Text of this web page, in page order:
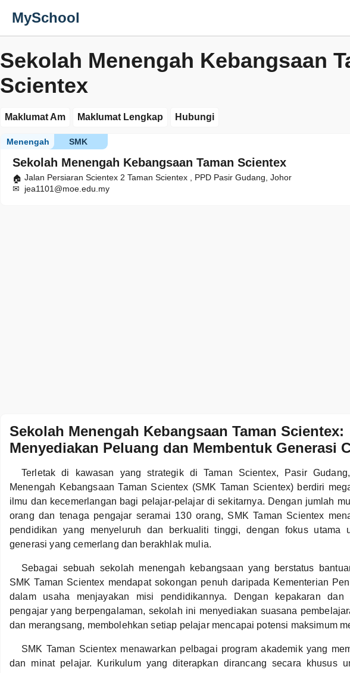
MySchool
Sekolah Menengah Kebangsaan
Scientex
Maklumat Am Maklumat Lengkap Hubungi
Sekolah Menengah Kebangsaan Taman Scientex
SMK
Menengah
Jalan Persiaran Scientex 2 Taman Scientex , PPD Pasir Gudang, Johor
jea1101@moe.edu.my
Sekolah Menengah Kebangsaan Taman Scientex:
Menyediakan Peluang dan Membentuk Generasi
Terletak di kawasan yang strategik di Taman Scientex, Pasir
Menengah Kebangsaan Taman Scientex (SMK Taman Scientex) berdiri
ilmu dan kecemerlangan bagi pelajar-pelajar di sekitarnya. Dengan jumlah
orang dan tenaga pengajar seramai 130 orang, SMK Taman Scientex
pendidikan yang menyeluruh dan berkualiti tinggi, dengan fokus utama
generasi yang cemerlang dan berakhlak mulia.
Sebagai sebuah sekolah menengah kebangsaan yang berstatus
SMK Taman Scientex mendapat sokongan penuh daripada Kementerian
dalam usaha menjayakan misi pendidikannya. Dengan kepakaran dan
pengajar yang berpengalaman, sekolah ini menyediakan suasana
dan merangsang, membolehkan setiap pelajar mencapai potensi maksimum
SMK Taman Scientex menawarkan pelbagai program akademik yang
dan minat pelajar. Kurikulum yang diterapkan dirancang secara khusus